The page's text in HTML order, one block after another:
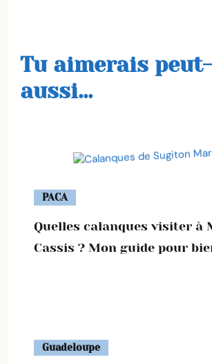
Tu aimerais
aussi...
PACA
Quelles calanques visiter à
Cassis ? Mon guide pour
Guadeloupe